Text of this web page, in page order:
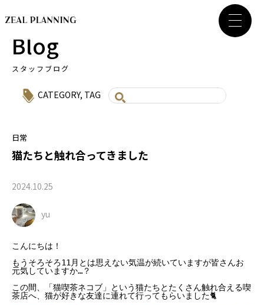
Blog
スタッフブログ
CATEGORY, TAG
日常
猫たちと触れ合ってきました
2024.10.25
yu
こんにちは！
もうそろそろ11月とは思えない気温が続いていますが皆さんお
元気していますか…？
この間、「猫喫茶ネコブ」という猫たちとたくさん触れ合える喫
茶店へ、猫が好きな友達に連れて行ってもらいました🐈